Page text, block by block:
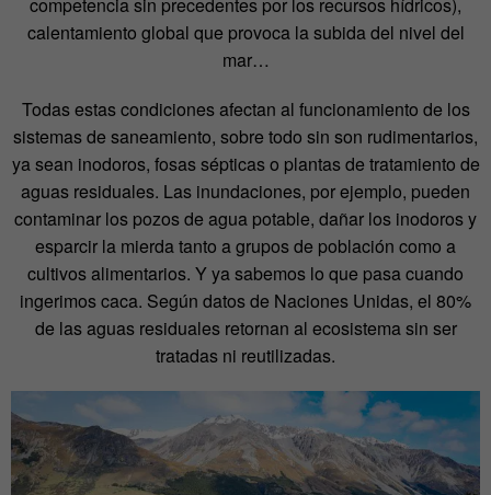
competencia sin precedentes por los recursos hídricos),
calentamiento global que provoca la subida del nivel del
mar…
Todas estas condiciones afectan al funcionamiento de los
sistemas de saneamiento, sobre todo sin son rudimentarios,
ya sean inodoros, fosas sépticas o plantas de tratamiento de
aguas residuales. Las inundaciones, por ejemplo, pueden
contaminar los pozos de agua potable, dañar los inodoros y
esparcir la mierda tanto a grupos de población como a
cultivos alimentarios. Y ya sabemos lo que pasa cuando
ingerimos caca. Según datos de Naciones Unidas, el 80%
de las aguas residuales retornan al ecosistema sin ser
tratadas ni reutilizadas.